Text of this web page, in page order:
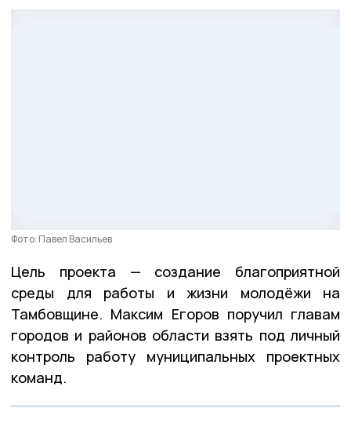
Фото: Павел Васильев
Цель проекта — создание благоприятной
среды для работы и жизни молодёжи на
Тамбовщине. Максим Егоров поручил главам
городов и районов области взять под личный
контроль работу муниципальных проектных
команд.